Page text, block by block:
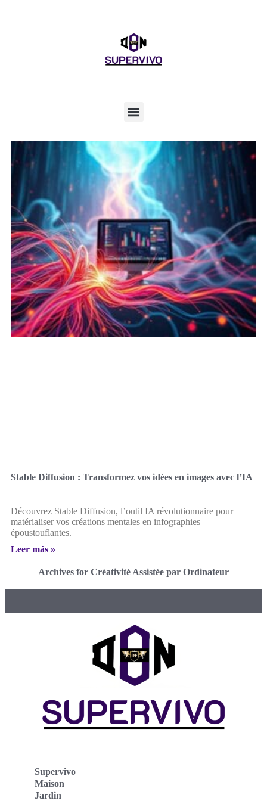
Stable Diffusion : Transformez vos idées en images avec l’IA
Découvrez Stable Diffusion, l’outil IA révolutionnaire pour
matérialiser vos créations mentales en infographies
époustouflantes.
Leer más »
Archives for Créativité Assistée par Ordinateur
Supervivo
Maison
Jardin